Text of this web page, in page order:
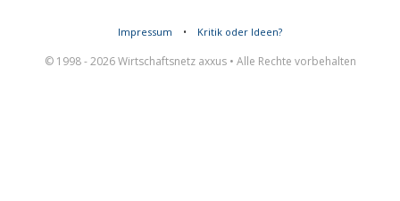
Impressum • Kritik oder Ideen?
© 1998 - 2026 Wirtschaftsnetz axxus • Alle Rechte vorbehalten